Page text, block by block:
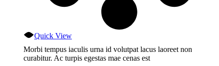
Quick View
Morbi tempus iaculis urna id volutpat lacus laoreet non
curabitur. Ac turpis egestas mae cenas est